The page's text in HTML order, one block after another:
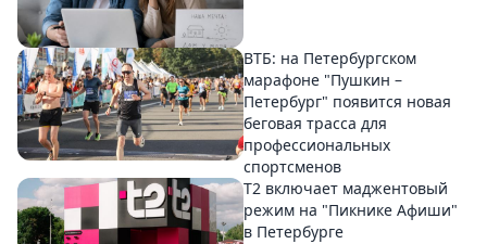
ВТБ: на Петербургском
марафоне "Пушкин –
Петербург" появится новая
беговая трасса для
профессиональных
спортсменов
Т2 включает маджентовый
режим на "Пикнике Афиши"
в Петербурге